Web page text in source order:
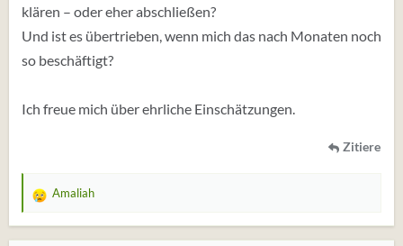
klären – oder eher abschließen?
Und ist es übertrieben, wenn mich das nach Monaten noch
so beschäftigt?
Ich freue mich über ehrliche Einschätzungen.
Zitiere
W
r
Amaliah